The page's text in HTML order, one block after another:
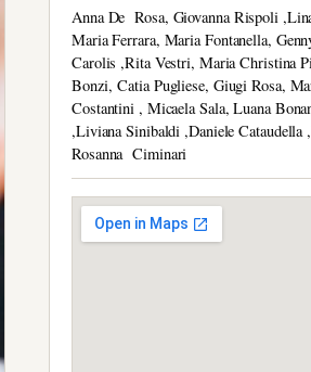
Anna De Rosa, Giovanna Rispoli
Maria Ferrara, Maria Fontanella,
Carolis ,Rita Vestri, Maria Christina
Bonzi, Catia Pugliese, Giugi Rosa,
Costantini , Micaela Sala, Luana
,Liviana Sinibaldi ,Daniele
Rosanna Ciminari